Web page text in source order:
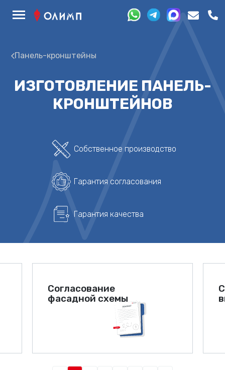
Панель-кронштейны
ИЗГОТОВЛЕНИЕ ПАНЕЛЬ-
КРОНШТЕЙНОВ
Собственное производство
Гарантия согласования
Гарантия качества
Согласование
фасадной схемы